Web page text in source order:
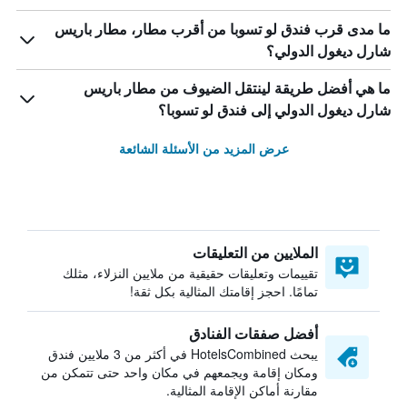
ما مدى قرب فندق لو تسوبا من أقرب مطار، مطار باريس
شارل ديغول الدولي؟
ما هي أفضل طريقة لينتقل الضيوف من مطار باريس
شارل ديغول الدولي إلى فندق لو تسوبا؟
عرض المزيد من الأسئلة الشائعة
الملايين من التعليقات
تقييمات وتعليقات حقيقية من ملايين النزلاء، مثلك
تمامًا. احجز إقامتك المثالية بكل ثقة!
أفضل صفقات الفنادق
يبحث HotelsCombined في أكثر من 3 ملايين فندق
ومكان إقامة ويجمعهم في مكان واحد حتى تتمكن من
مقارنة أماكن الإقامة المثالية.